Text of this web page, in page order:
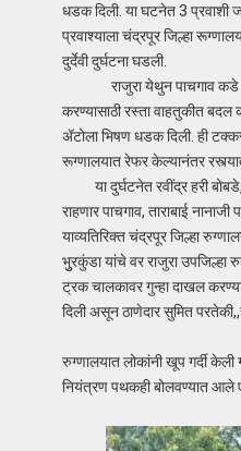
धडक दिली. या घटनेत 3 प्रवाशी
प्रवाश्याला चंद्रपूर जिल्हा
दुर्देवी दुर्घटना घडली.
राजुरा येथुन पाचगाव कडे ॲटो
करण्यासाठी रस्ता वाहतुकीत
ॲटोला भिषण धडक दिली. ही
रूग्णालयात रेफर केल्यानंतर
या दुर्घटनेत रवींद्र हरी बोबडे,
राहणार पाचगाव, ताराबाई
याव्यतिरिक्त चंद्रपूर जिल्हा
भुुरकुंडा यांचे वर राजुरा
ट्रक चालकावर गुन्हा दाखल
दिली असून ठाणेदार सुमित
रुग्णालयात लोकांनी खूप गर्दी
नियंत्रण पथकही बोलवण्यात आले